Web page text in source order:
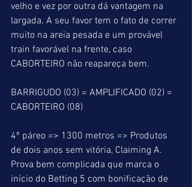
velho e vez por outra dá vantagem na
largada. A seu favor tem o fato de correr
muito na areia pesada e um provável
train favorável na frente, caso
CABORTEIRO não reapareça bem.
BARRIGUDO (03) = AMPLIFICADO (02) =
CABORTEIRO (08)
4º páreo => 1300 metros => Produtos
de dois anos sem vitória, Claiming A.
Prova bem complicada que marca o
início do Betting 5 com bonificação de